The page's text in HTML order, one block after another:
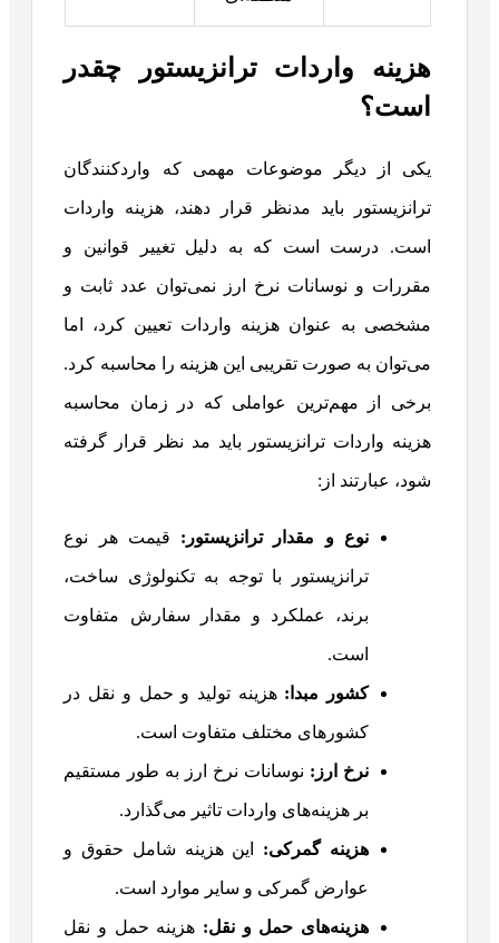
هزینه واردات ترانزیستور چقدر
است؟
یکی از دیگر موضوعات مهمی که واردکنندگان
ترانزیستور باید مدنظر قرار دهند، هزینه واردات
است. درست است که به دلیل تغییر قوانین و
مقررات و نوسانات نرخ ارز نمی‌توان عدد ثابت و
مشخصی به عنوان هزینه واردات تعیین کرد، اما
می‌توان به صورت تقریبی این هزینه را محاسبه کرد.
برخی از مهم‌ترین عواملی که در زمان محاسبه
هزینه واردات ترانزیستور باید مد نظر قرار گرفته
شود، عبارتند از:
نوع و مقدار ترانزیستور : قیمت هر نوع
ترانزیستور با توجه به تکنولوژی ساخت،
برند، عملکرد و مقدار سفارش متفاوت
است.
کشور مبدا : هزینه تولید و حمل و نقل در
کشورهای مختلف متفاوت است.
نرخ ارز : نوسانات نرخ ارز به طور مستقیم
بر هزینه‌های واردات تاثیر می‌گذارد.
هزینه گمرکی: این هزینه شامل حقوق و
عوارض گمرکی و سایر موارد است.
هزینه‌های حمل و نقل: هزینه حمل و نقل